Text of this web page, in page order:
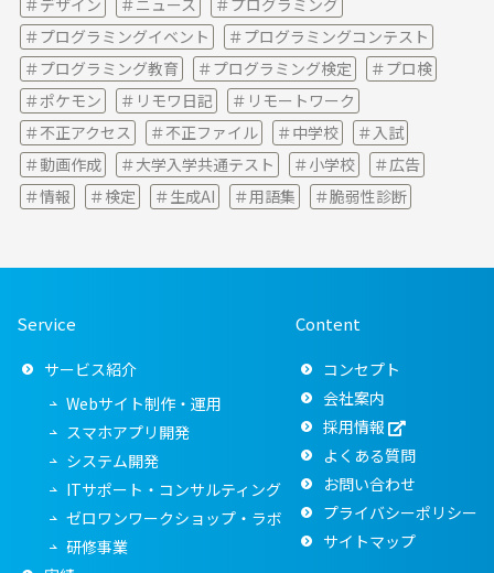
プログラミングイベント
プログラミングコンテスト
プログラミング教育
プログラミング検定
プロ検
ポケモン
リモワ日記
リモートワーク
不正アクセス
不正ファイル 中学校
入試
動画作成
大学入学共通テスト 小学校
広告
情報
検定 生成AI 用語集 脆弱性診断
Service
サービス紹介
Webサイト制作・運用
スマホアプリ開発
システム開発
ITサポート・コンサルティング
ゼロワンワークショップ・ラボ
研修事業
Content
コンセプト
会社案内
採用情報
よくある質問
お問い合わせ
プライバシーポリシー
サイトマップ